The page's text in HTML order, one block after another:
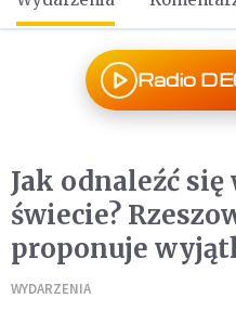
Radio
Jak odnaleźć się
świecie?
proponuje
WYDARZENIA